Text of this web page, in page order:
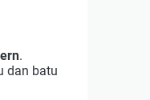
.
dan batu